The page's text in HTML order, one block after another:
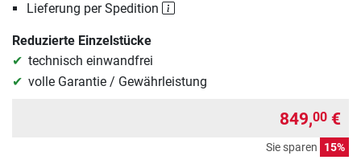
Lieferung per Spedition
Reduzierte Einzelstücke
technisch einwandfrei
volle Garantie / Gewährleistung
849,00 €
Sie sparen 15%